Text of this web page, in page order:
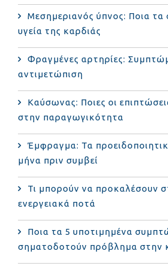
Μεσημεριανός ύπνος: Ποια τα
υγεία της καρδιάς
Φραγμένες αρτηρίες:
αντιμετώπιση
Καύσωνας: Ποιες οι
στην παραγωγικότητα
Έμφραγμα: Τα
μήνα πριν συμβεί
Τι μπορούν να προκαλέσουν
ενεργειακά ποτά
Ποια τα 5 υποτιμημένα
σηματοδοτούν πρόβλημα στην